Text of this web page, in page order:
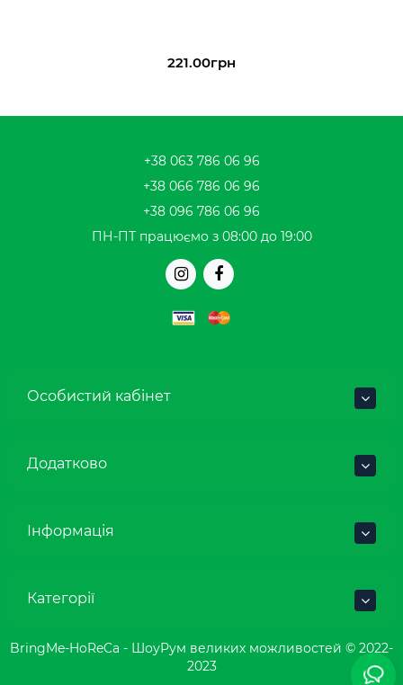
221.00грн
+38 063 786 06 96
+38 066 786 06 96
+38 096 786 06 96
ПН-ПТ працюємо з 08:00 до 19:00
Особистий кабінет
Додатково
Інформація
Категорії
BringMe-HoReCa - ШоуРум великих можливостей © 2022-
2023